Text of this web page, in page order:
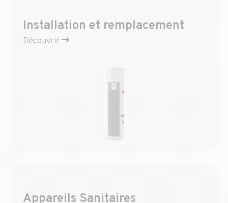
Installation et remplacement
Découvrir
Appareils Sanitaires